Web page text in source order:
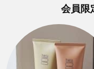
会員限